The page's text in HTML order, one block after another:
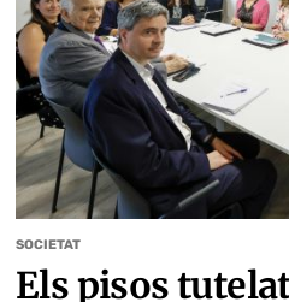
SOCIETAT
Els pisos